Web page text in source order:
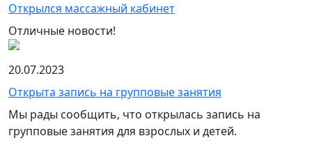
Открылся массажный кабинет
Отличные новости!
20.07.2023
Открыта запись на групповые занятия
Мы рады сообщить, что открылась запись на
групповые занятия для взрослых и детей.